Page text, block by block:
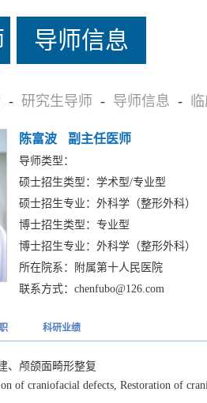
导师信息
- 研究生导师 - 导师信息 -
陈富波 副主任医师
导师类型：
硕士招生类型：学术型/专业型
硕士招生专业：外科学（整形外科）
博士招生类型：专业型
博士招生专业：外科学（整形外科）
所在院系：附属第十人民医院
联系方式：chenfubo@126.com
科研业绩
、颅颌面畸形整复
of craniofacial defects, Restoration of